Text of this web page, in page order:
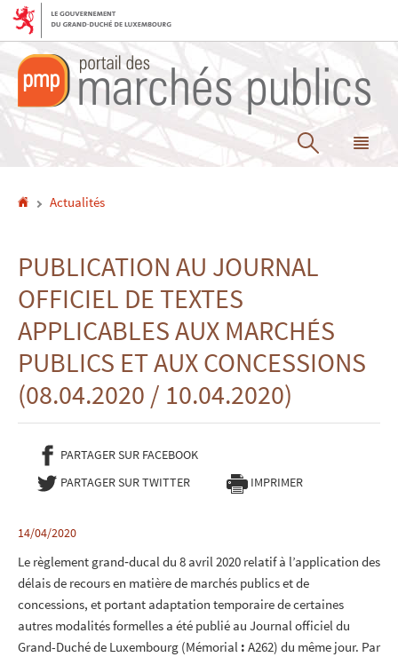
Aller
navigation
Aller
contenu
Accueil
Actualités
PUBLICATION AU JOURNAL
OFFICIEL DE TEXTES
APPLICABLES AUX MARCHÉS
PUBLICS ET AUX CONCESSIONS
(08.04.2020 / 10.04.2020)
PARTAGER SUR FACEBOOK- NOUVELLE FENÊTRE
PARTAGER SUR TWITTER- NOUVELLE FENÊTRE
IMPRIMER
14/04/2020
Le règlement grand‐ducal du 8 avril 2020 relatif à l’application des
délais de recours en matière de marchés publics et de
concessions, et portant adaptation temporaire de certaines
autres modalités formelles a été publié au Journal officiel du
Grand-Duché de Luxembourg (Mémorial : A262) du même jour. Par